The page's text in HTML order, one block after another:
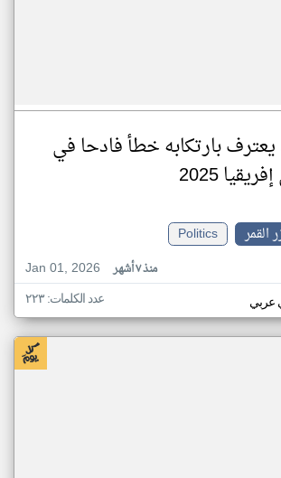
بارتكابه خطأ فادحا في
2025
القمر
Politics
Jan 01, 2026
منذ ٧ أشهر
عربي عدد الكلمات: ٢٢٣